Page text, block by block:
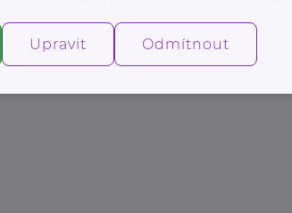
Upravit Odmítnout